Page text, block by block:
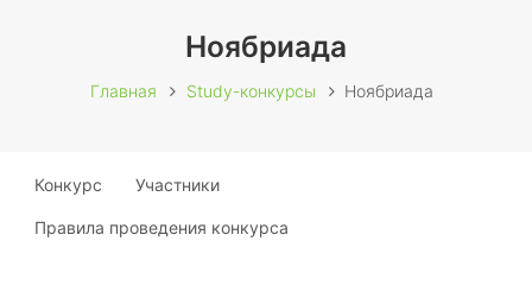
Ноябриада
Главная Study-конкурсы Ноябриада
Конкурс Участники
Правила проведения конкурса